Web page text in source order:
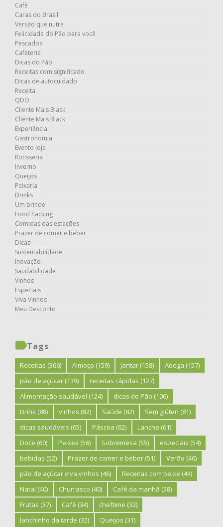
Café
Caras do Brasil
Versão que nutre
Felicidade do Pão para você
Pescados
Cafeteria
Dicas do Pão
Receitas com significado
Dicas de autocuidado
Receita
QDO
Cliente Mais Black
Cliente Mais Black
Experiência
Gastronomia
Evento loja
Rotisseria
Inverno
Queijos
Peixaria
Drinks
Um brinde!
Food hacking
Comidas das estações
Prazer de comer e beber
Dicas
Sustentabilidade
Inovação
Saudabilidade
Vinhos
Especiais
Viva Vinhos
Meu Desconto
Tags
Receitas (366) Almoço (159) Jantar (158) Adega (157)
pão de açúcar (139) receitas rápidas (127)
Alimentação saudável (124) dicas do Pão (106)
Drink (88) vinhos (82) Saúde (82) Sem glúten (81)
dicas saudáveis (65) Páscoa (62) Lanche (61)
Doce (60) Peixes (56) Sobremesa (55) especiais (54)
bebidas (52) Prazer de comer e beber (51) Verão (46)
pão de açúcar viva vinhos (46) Receitas com peixe (44)
Natal (40) Churrasco (40) Café da manhã (38)
Frutas (37) Café (34) cheftime (32)
lanchinho da tarde (32) Queijos (31)